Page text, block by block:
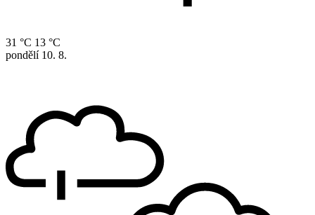
31 °C 13 °C
pondělí 10. 8.